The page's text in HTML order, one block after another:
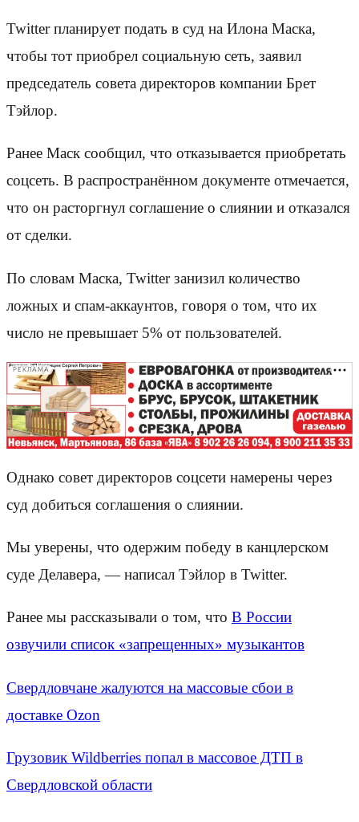
Twitter планирует подать в суд на Илона Маска,
чтобы тот приобрел социальную сеть, заявил
председатель совета директоров компании Брет
Тэйлор.
Ранее Маск сообщил, что отказывается приобретать
соцсеть. В распространённом документе отмечается,
что он расторгнул соглашение о слиянии и отказался
от сделки.
По словам Маска, Twitter занизил количество
ложных и спам-аккаунтов, говоря о том, что их
число не превышает 5% от пользователей.
РЕКЛАМА
Однако совет директоров соцсети намерены через
суд добиться соглашения о слиянии.
Мы уверены, что одержим победу в канцлерском
суде Делавера, — написал Тэйлор в Twitter.
Ранее мы рассказывали о том, что В России
озвучили список «запрещенных» музыкантов
Свердловчане жалуются на массовые сбои в
доставке Ozon
Грузовик Wildberries попал в массовое ДТП в
Свердловской области